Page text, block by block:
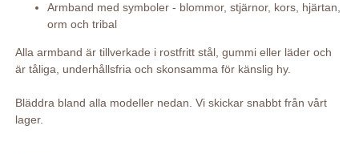
Armband med symboler - blommor, stjärnor, kors, hjärtan,
orm och tribal
Alla armband är tillverkade i rostfritt stål, gummi eller läder och
är tåliga, underhållsfria och skonsamma för känslig hy.
Bläddra bland alla modeller nedan. Vi skickar snabbt från vårt
lager.